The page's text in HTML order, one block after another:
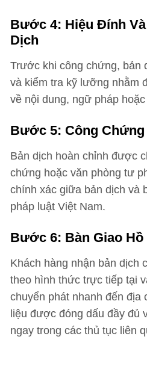
Bước 4: Hiệu Đính
Dịch
Trước khi công chứng, bản
và kiểm tra kỹ lưỡng nhằm
về nội dung, ngữ pháp
Bước 5: Công
Bản dịch hoàn chỉnh được
chứng hoặc văn phòng tư
chính xác giữa bản dịch và
pháp luật Việt Nam.
Bước 6: Bàn Giao
Khách hàng nhận bản dịch
theo hình thức trực tiếp tại
chuyển phát nhanh đến địa
liệu được đóng dấu đầy đủ
ngay trong các thủ tục liên